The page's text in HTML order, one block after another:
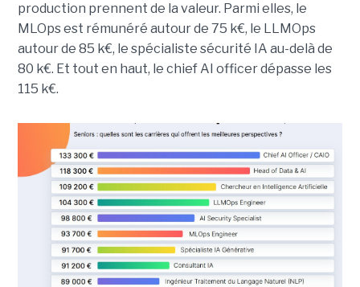
production prennent de la valeur. Parmi elles, le
MLOps est rémunéré autour de 75 k€, le LLMOps
autour de 85 k€, le spécialiste sécurité IA au-delà de
80 k€. Et tout en haut, le chief AI officer dépasse les
115 k€.